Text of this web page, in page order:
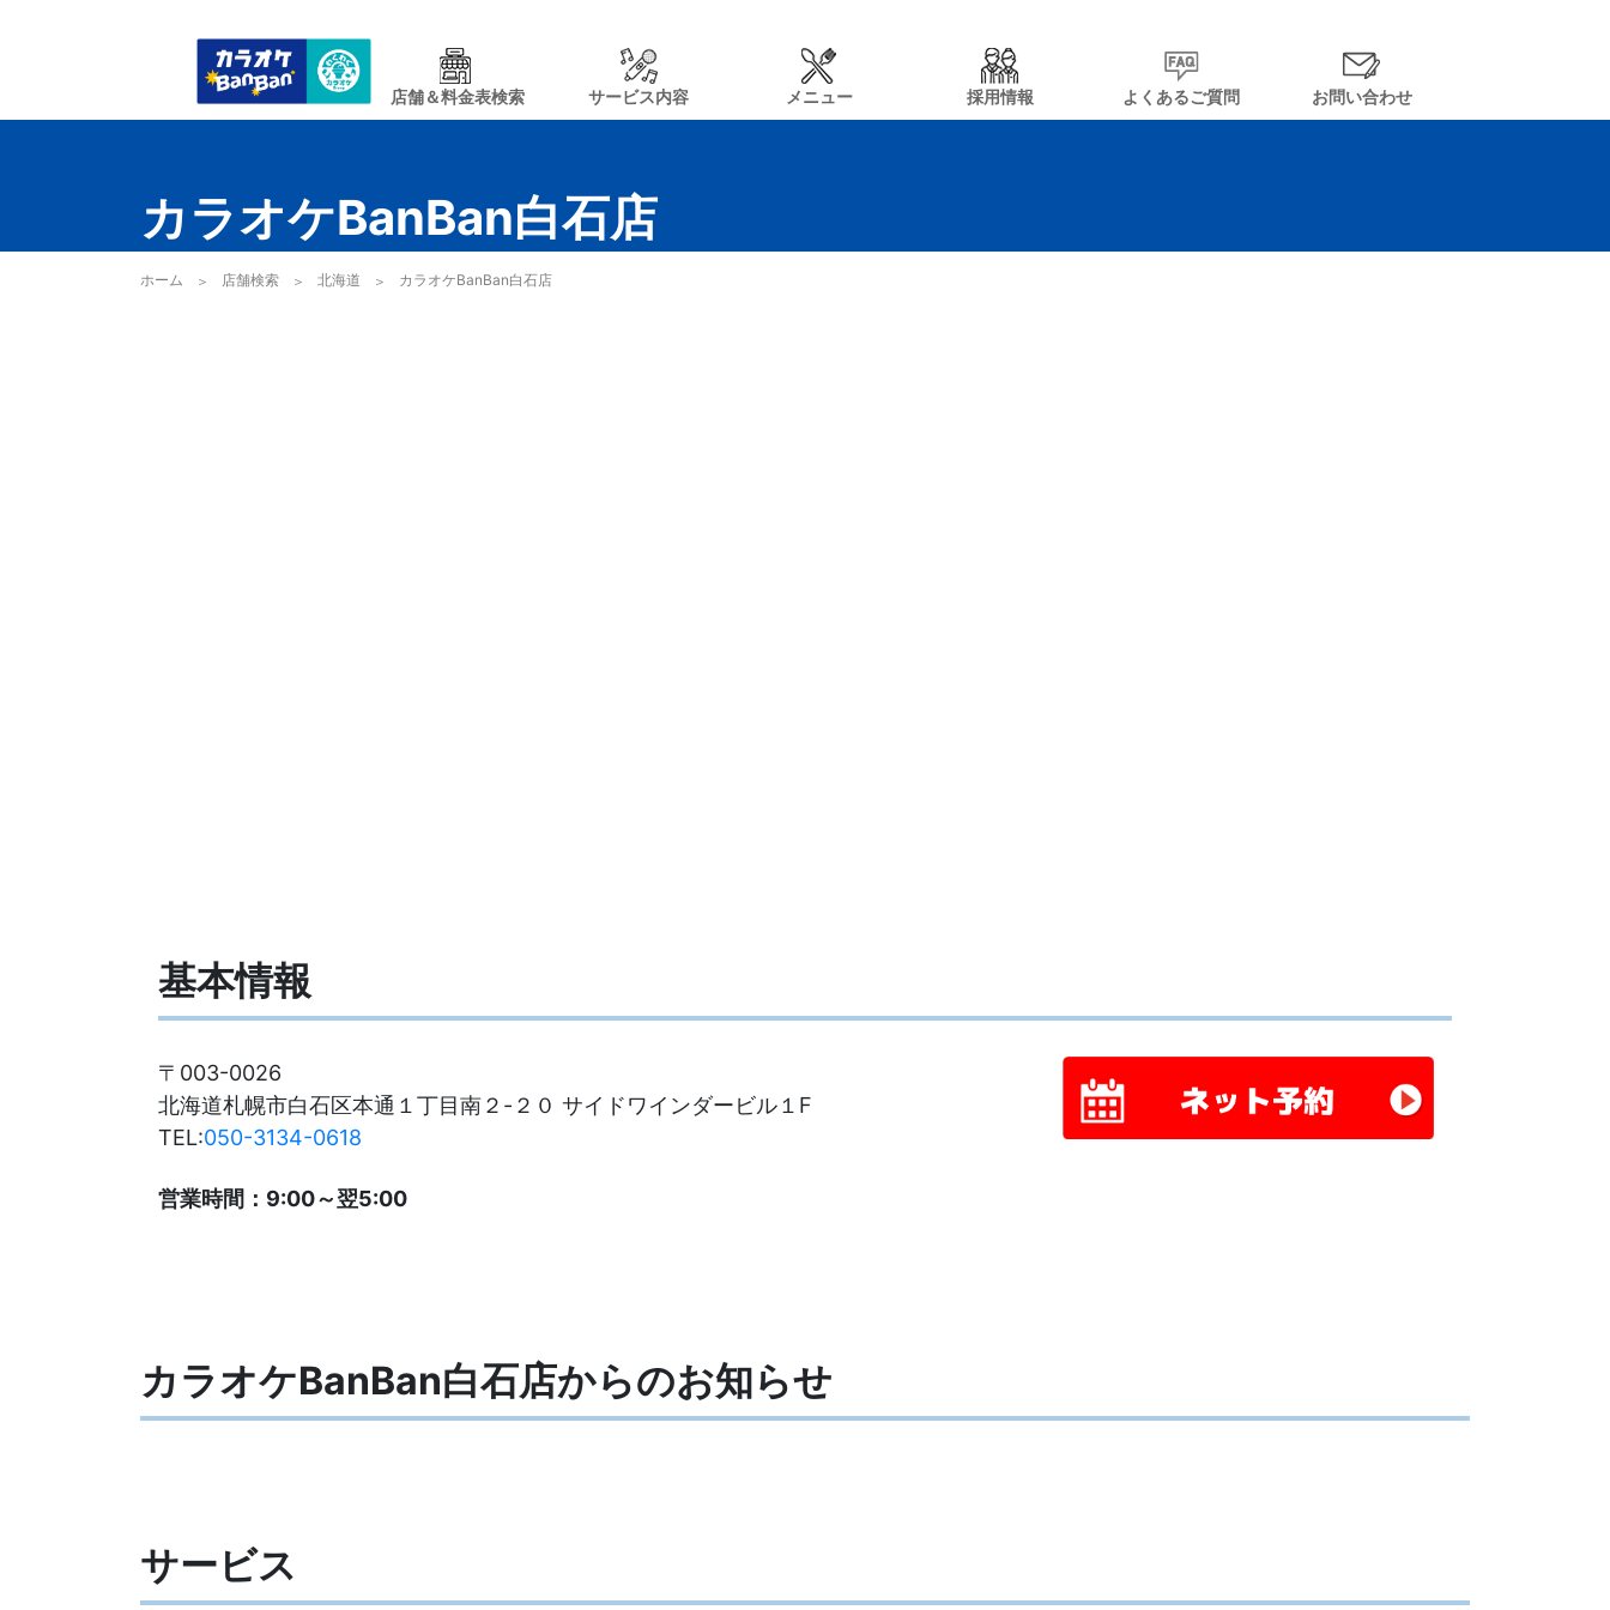
店舗＆料金表検索 サービス内容 メニュー 採用情報 よくあるご質問 お問い合わせ
カラオケBanBan白石店
ホーム 店舗検索 北海道 カラオケBanBan白石店
基本情報
〒003-0026
北海道札幌市白石区本通１丁目南２-２０ サイドワインダービル１F
TEL:050-3134-0618
営業時間：9:00～翌5:00
カラオケBanBan白石店からのお知らせ
サービス